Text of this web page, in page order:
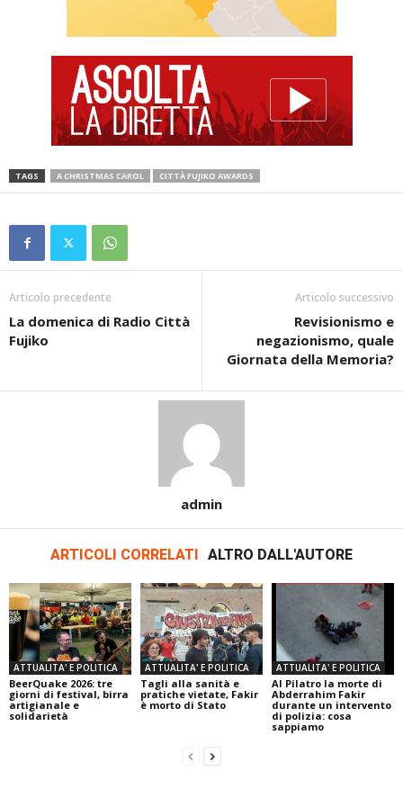
TAGS A CHRISTMAS CAROL CITTÀ FUJIKO AWARDS
Articolo precedente
La domenica di Radio Città
Fujiko
Articolo successivo
Revisionismo e
negazionismo, quale
Giornata della Memoria?
admin
ARTICOLI CORRELATI ALTRO DALL'AUTORE
ATTUALITA' E POLITICA
BeerQuake 2026: tre
giorni di festival, birra
artigianale e
solidarietà
ATTUALITA' E POLITICA
Tagli alla sanità e
pratiche vietate, Fakir
è morto di Stato
ATTUALITA' E POLITICA
Al Pilatro la morte di
Abderrahim Fakir
durante un intervento
di polizia: cosa
sappiamo